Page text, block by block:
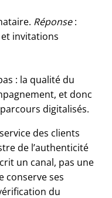
Réponse:
et invitations
: la qualité du
et donc
digitalisés.
des clients
de l’authenticité
un canal, pas une
conserve ses
du